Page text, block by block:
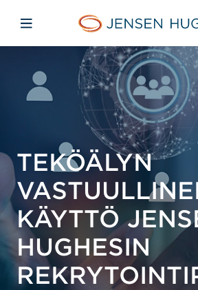
Jensen
Avaa mobiilinavigaatio
TEKÖÄLYN
KÄYTTÖ
HUGHESIN